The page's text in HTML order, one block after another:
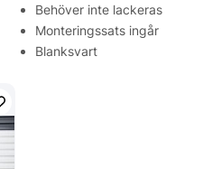
Behöver inte lackeras
Monteringssats ingår
Blanksvart